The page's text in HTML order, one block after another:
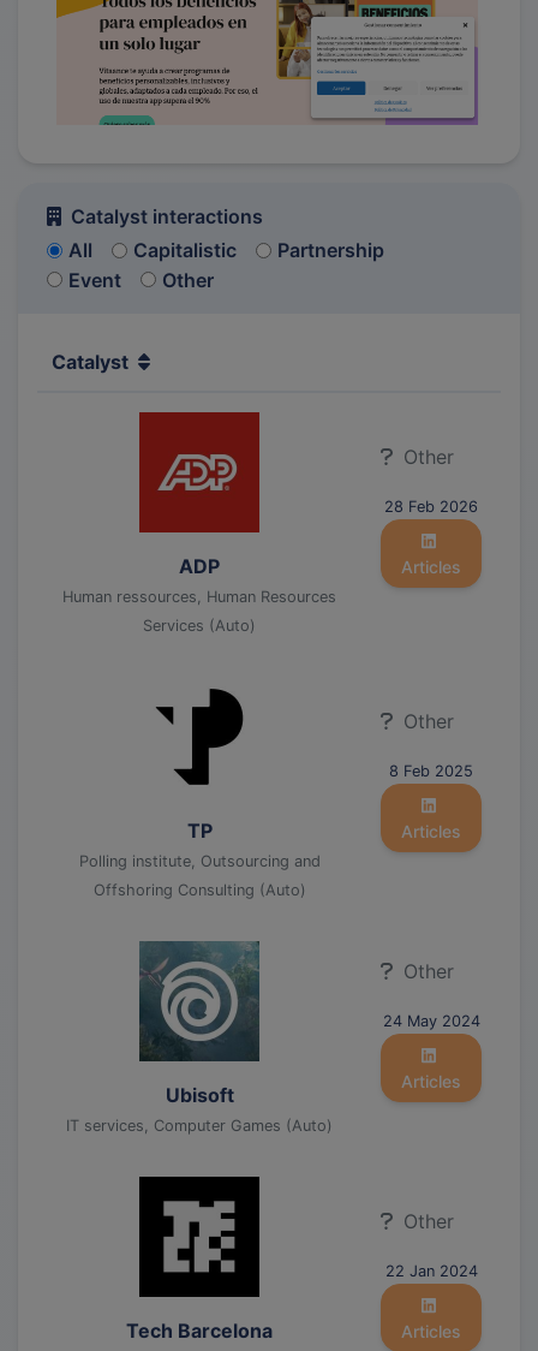
Catalyst interactions
All
Capitalistic
Partnership
Event
Other
Catalyst
ADP
Human ressources, Human Resources
Services (Auto)
Other
28 Feb 2026
Articles
TP
Polling institute, Outsourcing and
Offshoring Consulting (Auto)
Other
8 Feb 2025
Articles
Ubisoft
IT services, Computer Games (Auto)
Other
24 May 2024
Articles
Tech Barcelona
Other
22 Jan 2024
Articles